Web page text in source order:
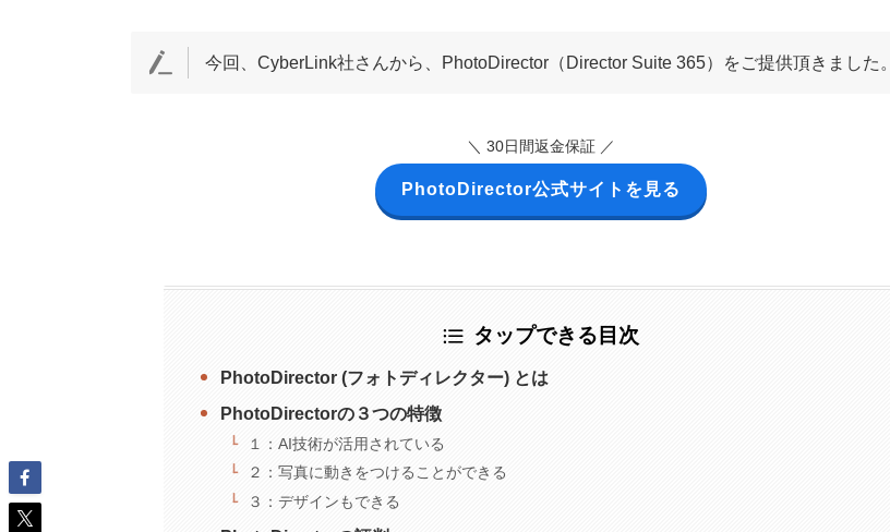
今回、CyberLink社さんから、PhotoDirector（Director Suite 365）をご提供頂きました。
＼ 30日間返金保証 ／
PhotoDirector公式サイト を見る
タップできる目次
PhotoDirector (フォトディレクター) とは
PhotoDirectorの３つの特徴
１：AI技術が活用されている
２：写真に動きをつけることができる
３：デザインもできる